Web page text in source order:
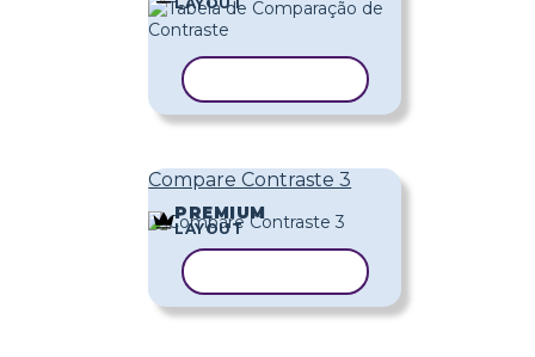
Compare Contraste 3
PREMIUM
LAYOUT